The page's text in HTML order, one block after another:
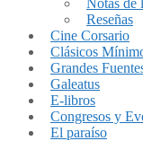
Notas de
Reseñas
Cine Corsario
Clásicos
Grandes
Galeatus
E-libros
Congresos y
El paraíso